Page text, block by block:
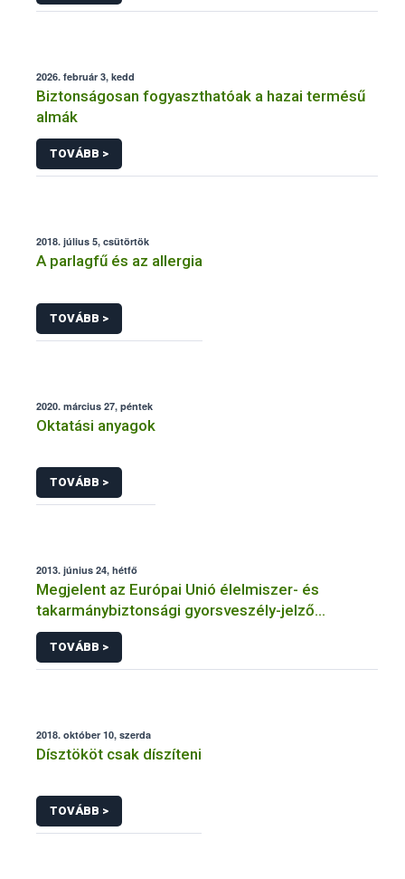
2026. február 3, kedd
Biztonságosan fogyaszthatóak a hazai termésű
almák
TOVÁBB >
2018. július 5, csütörtök
A parlagfű és az allergia
TOVÁBB >
2020. március 27, péntek
Oktatási anyagok
TOVÁBB >
2013. június 24, hétfő
Megjelent az Európai Unió élelmiszer- és
takarmánybiztonsági gyorsveszély-jelző
rendszerének éves jelentése
TOVÁBB >
2018. október 10, szerda
Dísztököt csak díszíteni
TOVÁBB >